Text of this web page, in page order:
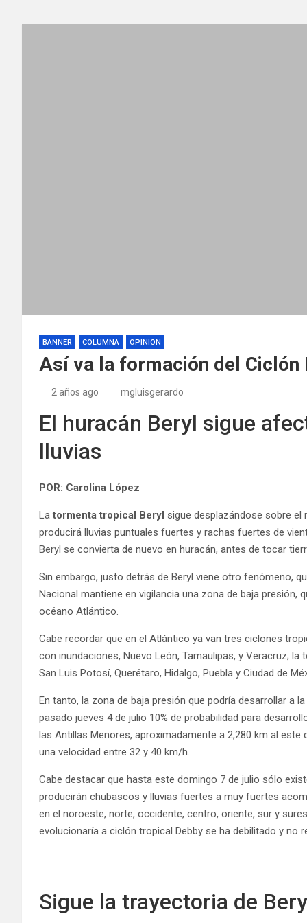
BANNER COLUMNA OPINION
Así va la formación del Ciclón
2 años ago mgluisgerardo
El huracán Beryl sigue
lluvias
POR: Carolina López
Latormenta tropical Beryl sigue desplazándose sobre
producirá lluvias puntuales fuertes y rachas fuertes de
Beryl se convierta de nuevo en huracán, antes de tocar
Sin embargo, justo detrás de Beryl viene otro fenómeno,
Nacional mantiene en vigilancia una zona de baja presión,
océano Atlántico.
Cabe recordar que en el Atlántico ya van tres ciclones
con inundaciones, Nuevo León, Tamaulipas, y Veracruz;
San Luis Potosí, Querétaro, Hidalgo, Puebla y Ciudad de
En tanto, la zona de baja presión que podría desarrollar a la
pasado jueves 4 de julio 10% de probabilidad para
las Antillas Menores, aproximadamente a 2,280 km al
una velocidad entre 32 y 40 km/h.
Cabe destacar que hasta este domingo 7 de julio sólo
producirán chubascos y lluvias fuertes a muy fuertes
en el noroeste, norte, occidente, centro, oriente, sur y
evolucionaría a ciclón tropical Debby se ha debilitado y
Sigue la trayectoria de